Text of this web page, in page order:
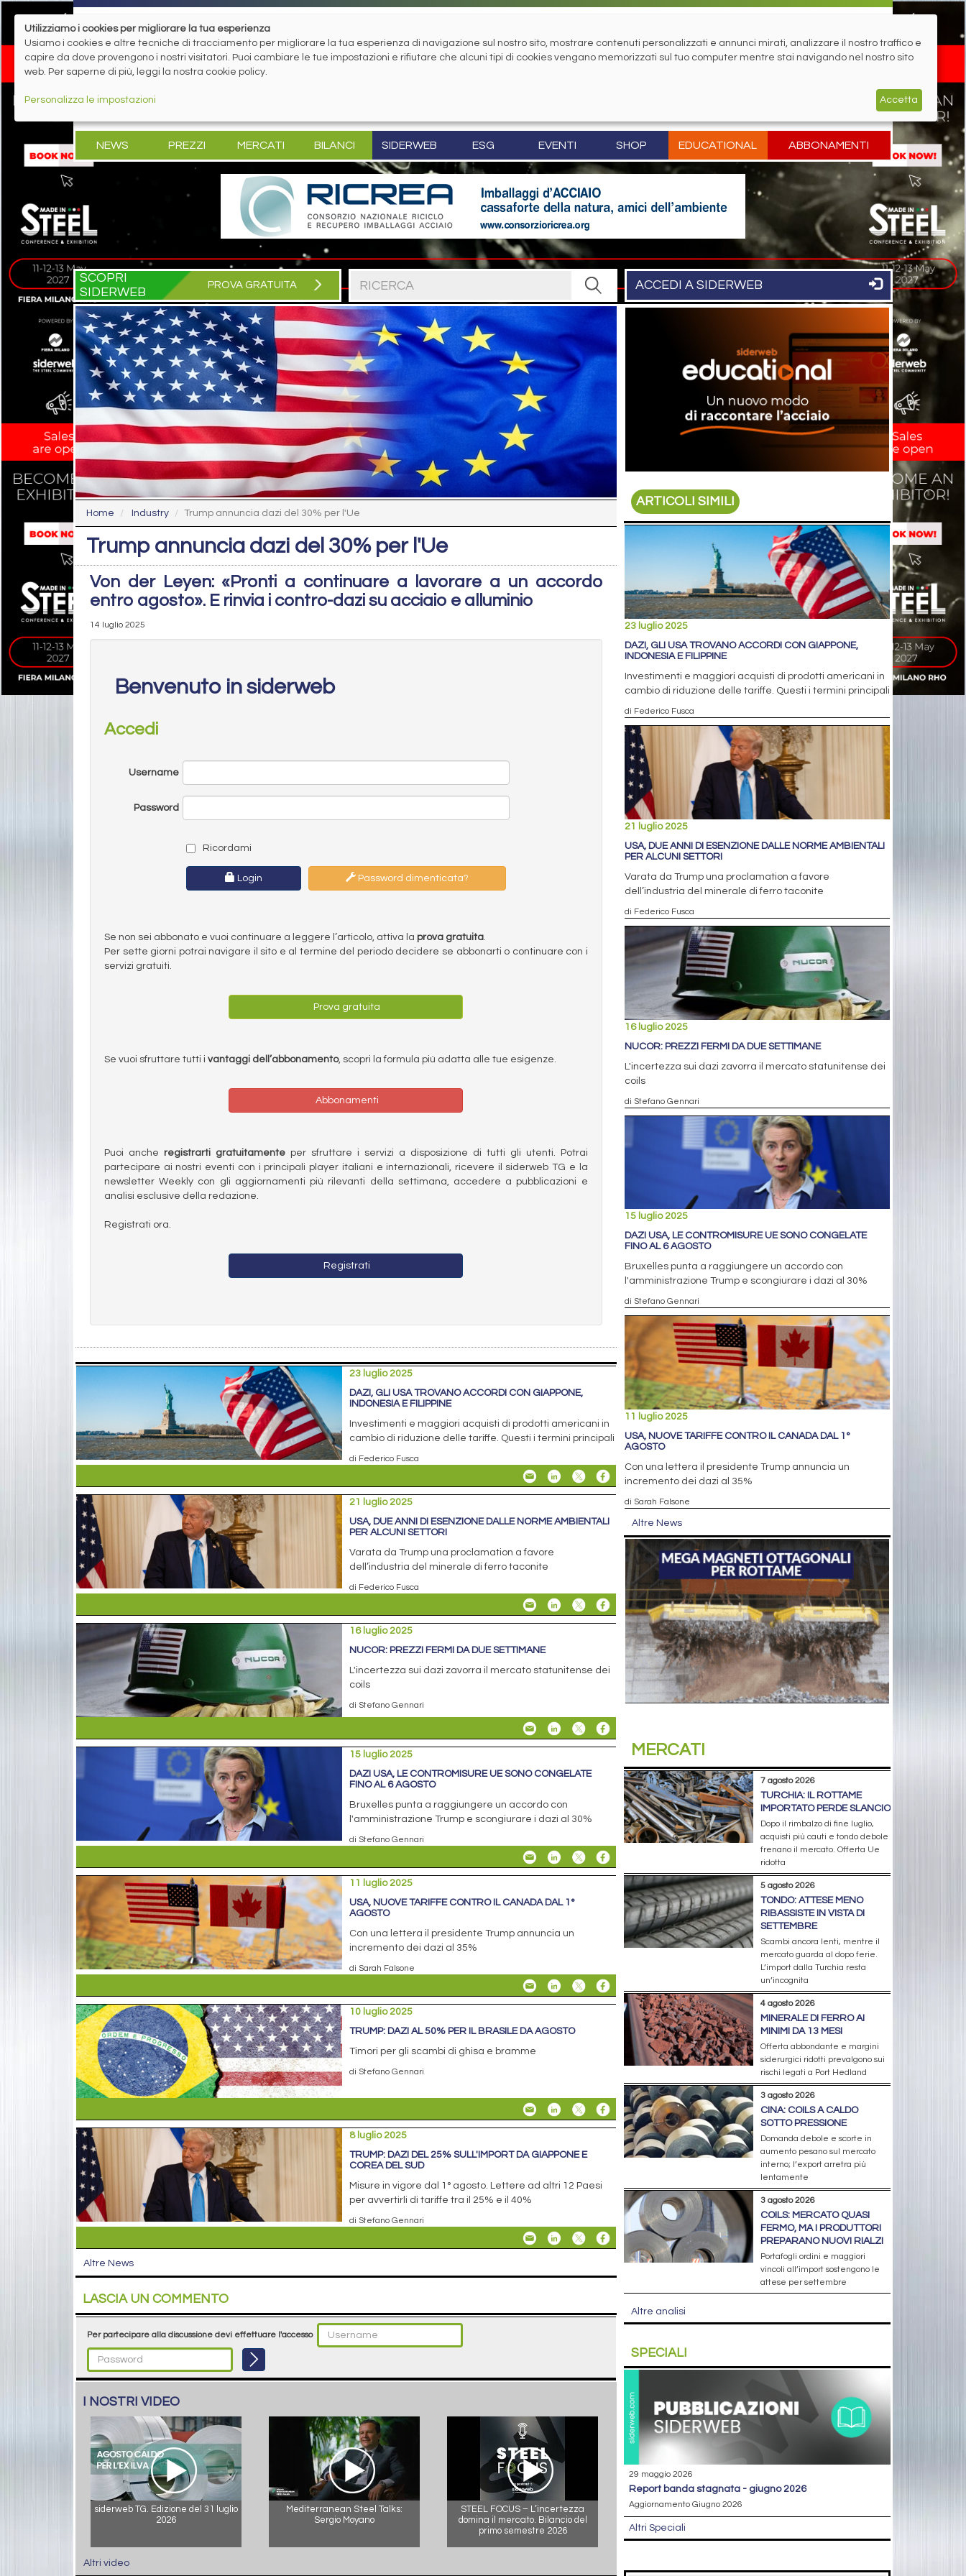
NEWS PREZZI MERCATI BILANCI SIDERWEB ESG EVENTI SHOP EDUCATIONAL ABBONAMENTI
SCOPRI
SIDERWEB
PROVA GRATUITA ACCEDI A SIDERWEB
Home Industry Trump annuncia dazi del 30% per l'Ue
Trump annuncia dazi del 30% per l'Ue
Von der Leyen: «Pronti a continuare a lavorare a un accordo
entro agosto». E rinvia i contro-dazi su acciaio e alluminio
14 luglio 2025
Benvenuto in siderweb
Accedi
Username
Password
Ricordami
Login Password dimenticata?
Se non sei abbonato e vuoi continuare a leggere l’articolo, attiva la prova gratuita.
Per sette giorni potrai navigare il sito e al termine del periodo decidere se abbonarti o continuare con i
servizi gratuiti.
Prova gratuita
Se vuoi sfruttare tutti i vantaggi dell’abbonamento, scopri la formula più adatta alle tue esigenze.
Abbonamenti
Puoi anche registrarti gratuitamenteper sfruttare i servizi a disposizione di tutti gli utenti. Potrai
partecipare ai nostri eventi con i principali player italiani e internazionali, ricevere il siderweb TG e la
newsletter Weekly con gli aggiornamenti più rilevanti della settimana, accedere a pubblicazioni e
analisi esclusive della redazione.
Registrati ora.
Registrati
23 luglio 2025
DAZI, GLI USA TROVANO ACCORDI CON GIAPPONE,
INDONESIA E FILIPPINE
Investimenti e maggiori acquisti di prodotti americani in
cambio di riduzione delle tariffe. Questi i termini principali
di Federico Fusca
21 luglio 2025
USA, DUE ANNI DI ESENZIONE DALLE NORME AMBIENTALI
PER ALCUNI SETTORI
Varata da Trump una proclamation a favore
dell’industria del minerale di ferro taconite
di Federico Fusca
16 luglio 2025
NUCOR: PREZZI FERMI DA DUE SETTIMANE
L'incertezza sui dazi zavorra il mercato statunitense dei
coils
di Stefano Gennari
15 luglio 2025
DAZI USA, LE CONTROMISURE UE SONO CONGELATE
FINO AL 6 AGOSTO
Bruxelles punta a raggiungere un accordo con
l'amministrazione Trump e scongiurare i dazi al 30%
di Stefano Gennari
11 luglio 2025
USA, NUOVE TARIFFE CONTRO IL CANADA DAL 1°
AGOSTO
Con una lettera il presidente Trump annuncia un
incremento dei dazi al 35%
di Sarah Falsone
10 luglio 2025
TRUMP: DAZI AL 50% PER IL BRASILE DA AGOSTO
Timori per gli scambi di ghisa e bramme
di Stefano Gennari
8 luglio 2025
TRUMP: DAZI DEL 25% SULL'IMPORT DA GIAPPONE E
COREA DEL SUD
Misure in vigore dal 1° agosto. Lettere ad altri 12 Paesi
per avvertirli di tariffe tra il 25% e il 40%
di Stefano Gennari
Altre News
LASCIA UN COMMENTO
Per partecipare alla discussione devi effettuare l'accesso
I NOSTRI VIDEO
siderweb TG. Edizione del 31 luglio
2026
Mediterranean Steel Talks:
Sergio Moyano
STEEL FOCUS – L’incertezza
domina il mercato. Bilancio del
primo semestre 2026
Altri video
ARTICOLI SIMILI
23 luglio 2025
DAZI, GLI USA TROVANO ACCORDI CON GIAPPONE,
INDONESIA E FILIPPINE
Investimenti e maggiori acquisti di prodotti americani in
cambio di riduzione delle tariffe. Questi i termini principali
di Federico Fusca
21 luglio 2025
USA, DUE ANNI DI ESENZIONE DALLE NORME AMBIENTALI
PER ALCUNI SETTORI
Varata da Trump una proclamation a favore
dell’industria del minerale di ferro taconite
di Federico Fusca
16 luglio 2025
NUCOR: PREZZI FERMI DA DUE SETTIMANE
L'incertezza sui dazi zavorra il mercato statunitense dei
coils
di Stefano Gennari
15 luglio 2025
DAZI USA, LE CONTROMISURE UE SONO CONGELATE
FINO AL 6 AGOSTO
Bruxelles punta a raggiungere un accordo con
l'amministrazione Trump e scongiurare i dazi al 30%
di Stefano Gennari
11 luglio 2025
USA, NUOVE TARIFFE CONTRO IL CANADA DAL 1°
AGOSTO
Con una lettera il presidente Trump annuncia un
incremento dei dazi al 35%
di Sarah Falsone
Altre News
MERCATI
7 agosto 2026
TURCHIA: IL ROTTAME
IMPORTATO PERDE SLANCIO
Dopo il rimbalzo di fine luglio,
acquisti più cauti e tondo debole
frenano il mercato. Offerta Ue
ridotta
5 agosto 2026
TONDO: ATTESE MENO
RIBASSISTE IN VISTA DI
SETTEMBRE
Scambi ancora lenti, mentre il
mercato guarda al dopo ferie.
L’import dalla Turchia resta
un’incognita
4 agosto 2026
MINERALE DI FERRO AI
MINIMI DA 13 MESI
Offerta abbondante e margini
siderurgici ridotti prevalgono sui
rischi legati a Port Hedland
3 agosto 2026
CINA: COILS A CALDO
SOTTO PRESSIONE
Domanda debole e scorte in
aumento pesano sul mercato
interno; l’export arretra più
lentamente
3 agosto 2026
COILS: MERCATO QUASI
FERMO, MA I PRODUTTORI
PREPARANO NUOVI RIALZI
Portafogli ordini e maggiori
vincoli all’import sostengono le
attese per settembre
Altre analisi
SPECIALI
29 maggio 2026
report banda stagnata - giugno 2026
Aggiornamento Giugno 2026
Altri Speciali
Utilizziamo i cookies per migliorare la tua esperienza
Usiamo i cookies e altre tecniche di tracciamento per migliorare la tua esperienza di navigazione sul nostro sito, mostrare contenuti personalizzati e annunci mirati, analizzare il nostro traffico e
capire da dove provengono i nostri visitatori. Puoi cambiare le tue impostazioni e rifiutare che alcuni tipi di cookies vengano memorizzati sul tuo computer mentre stai navigando nel nostro sito
web. Per saperne di più, leggi la nostra cookie policy.
Personalizza le impostazioni Accetta